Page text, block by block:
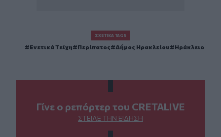
ΣΧΕΤΙΚΆ TAGS
Ενετικά Τείχη Περίπατος Δήμος Ηρακλείου Ηράκλειο
Γίνε ο ρεπόρτερ του CRETALIVE
ΣΤΕΊΛΕ ΤΗΝ ΕΊΔΗΣΗ